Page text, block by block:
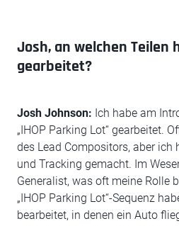
Josh, an welchen Teilen
gearbeitet?
Josh Johnson: Ich habe am
„IHOP Parking Lot“ gearbeitet.
des Lead Compositors, aber ich
und Tracking gemacht. Im
Generalist, was oft meine Rolle
„IHOP Parking Lot“-Sequenz
bearbeitet, in denen ein Auto